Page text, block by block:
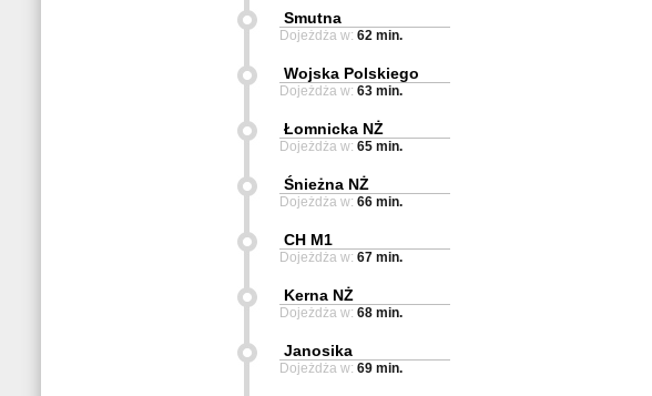
Smutna
Dojeżdża w: 62 min.
Wojska Polskiego
Dojeżdża w: 63 min.
Łomnicka NŻ
Dojeżdża w: 65 min.
Śnieżna NŻ
Dojeżdża w: 66 min.
CH M1
Dojeżdża w: 67 min.
Kerna NŻ
Dojeżdża w: 68 min.
Janosika
Dojeżdża w: 69 min.